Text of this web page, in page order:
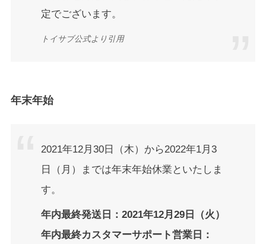
定でございます。
トイサブ公式より引用
年末年始
2021年12月30日（木）から2022年1月3
日（月）までは年末年始休業といたしま
す。
年内最終発送日：2021年12月29日（火）
年内最終カスタマーサポート営業日：